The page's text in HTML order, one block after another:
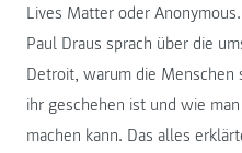
Lives Matter oder Anonymous.
Paul Draus sprach über die
Detroit, warum die
ihr geschehen ist und wie
machen kann. Das alles